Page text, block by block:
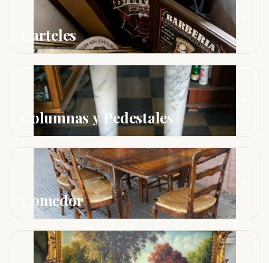
Carteles
Columnas y Pedestales
Comedor